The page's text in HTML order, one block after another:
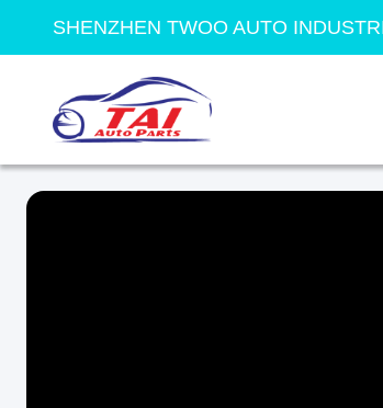
SHENZHEN TWOO AUTO